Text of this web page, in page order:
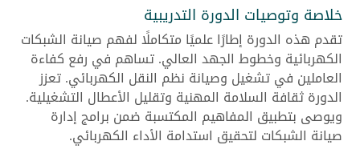
خلاصة وتوصيات الدورة التدريبية
تقدم هذه الدورة إطارًا علميًا متكاملًا لفهم صيانة الشبكات
الكهربائية وخطوط الجهد العالي. تساهم في رفع كفاءة
العاملين في تشغيل وصيانة نظم النقل الكهربائي. تعزز
الدورة ثقافة السلامة المهنية وتقليل الأعطال التشغيلية.
ويوصى بتطبيق المفاهيم المكتسبة ضمن برامج إدارة
صيانة الشبكات لتحقيق استدامة الأداء الكهربائي.